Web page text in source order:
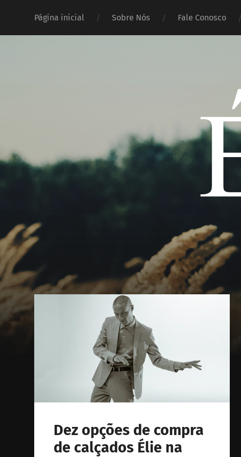
Página inicial Sobre Nós Fale Conosco
Dez opções de compra
de calçados Élie na